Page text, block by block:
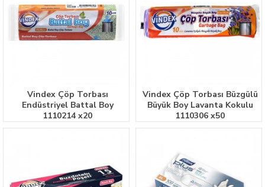
Vindex Çöp Torbası
Endüstriyel Battal Boy
1110214 x20
Vindex Çöp Torbası Büzgülü
Büyük Boy Lavanta Kokulu
1110306 x50